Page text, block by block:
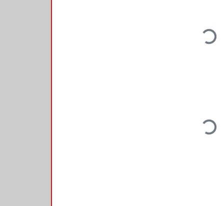
Loading...
Loading...